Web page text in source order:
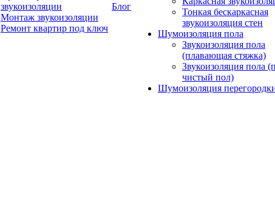
звукоизоляции
Монтаж звукоизоляции
Ремонт квартир под ключ
Блог
Тонкая бескаркасная
звукоизоляция стен
Шумоизоляция пола
Звукоизоляция пола
(плавающая стяжка)
Звукоизоляция пола
чистый пол)
Шумоизоляция